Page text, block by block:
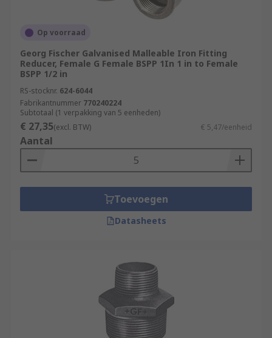
Op voorraad
Georg Fischer Galvanised Malleable Iron Fitting
Reducer, Female G Female BSPP 1In 1 in to Female
BSPP 1/2 in
RS-stocknr. 624-6044
Fabrikantnummer 770240224
Subtotaal (1 verpakking van 5 eenheden)
€ 27,35(excl. BTW) € 5,47/eenheid
Aantal
Toevoegen
Datasheets